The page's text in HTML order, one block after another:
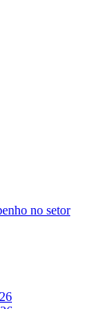
no setor